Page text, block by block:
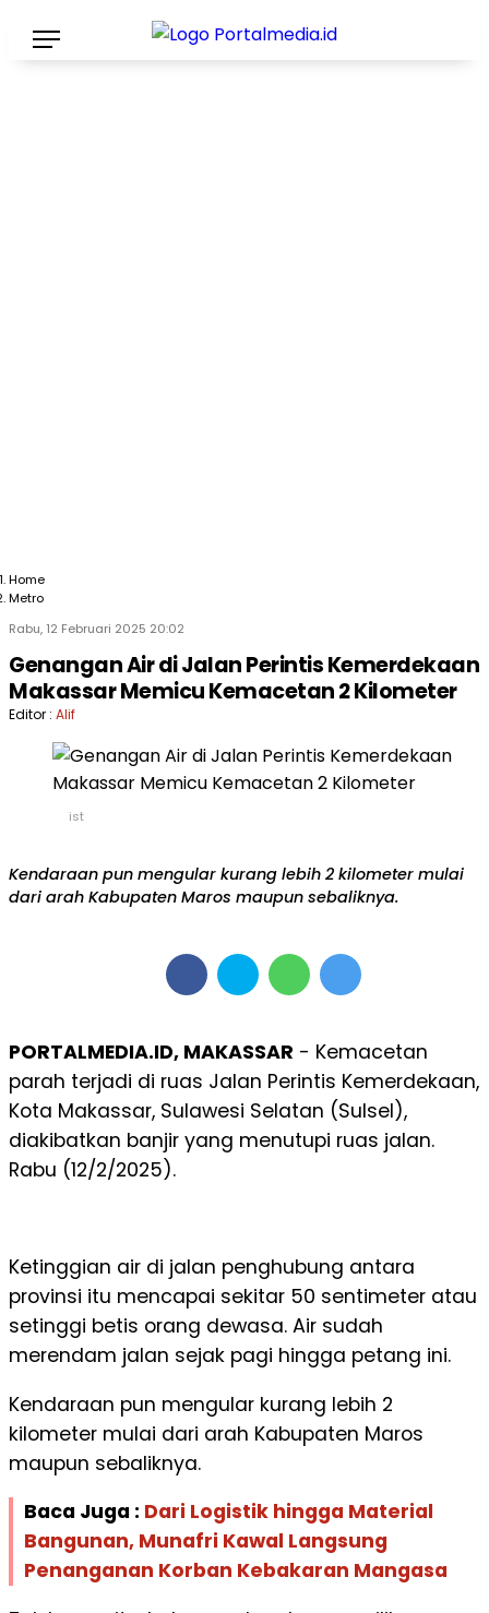
Home
Metro
Rabu, 12 Februari 2025 20:02
Genangan Air di Jalan Perintis Kemerdekaan
Makassar Memicu Kemacetan 2 Kilometer
Editor : Alif
ist
Kendaraan pun mengular kurang lebih 2 kilometer mulai
dari arah Kabupaten Maros maupun sebaliknya.
PORTALMEDIA.ID, MAKASSAR - Kemacetan
parah terjadi di ruas Jalan Perintis Kemerdekaan,
Kota Makassar, Sulawesi Selatan (Sulsel),
diakibatkan banjir yang menutupi ruas jalan.
Rabu (12/2/2025).
Ketinggian air di jalan penghubung antara
provinsi itu mencapai sekitar 50 sentimeter atau
setinggi betis orang dewasa. Air sudah
merendam jalan sejak pagi hingga petang ini.
Kendaraan pun mengular kurang lebih 2
kilometer mulai dari arah Kabupaten Maros
maupun sebaliknya.
Baca Juga : Dari Logistik hingga Material
Bangunan, Munafri Kawal Langsung
Penanganan Korban Kebakaran Mangasa